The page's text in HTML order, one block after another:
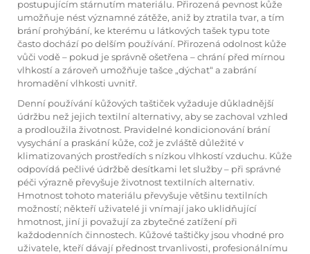
postupujícím stárnutím materiálu. Přirozená pevnost kůže
umožňuje nést významné zátěže, aniž by ztratila tvar, a tím
brání prohýbání, ke kterému u látkových tašek typu tote
často dochází po delším používání. Přirozená odolnost kůže
vůči vodě – pokud je správně ošetřena – chrání před mírnou
vlhkostí a zároveň umožňuje tašce „dýchat“ a zabrání
hromadění vlhkosti uvnitř.
Denní používání kůžových taštiček vyžaduje důkladnější
údržbu než jejich textilní alternativy, aby se zachoval vzhled
a prodloužila životnost. Pravidelné kondicionování brání
vysychání a praskání kůže, což je zvláště důležité v
klimatizovaných prostředích s nízkou vlhkostí vzduchu. Kůže
odpovídá pečlivé údržbě desítkami let služby – při správné
péči výrazně převyšuje životnost textilních alternativ.
Hmotnost tohoto materiálu převyšuje většinu textilních
možností; někteří uživatelé ji vnímají jako uklidňující
hmotnost, jiní ji považují za zbytečné zatížení při
každodenních činnostech. Kůžové taštičky jsou vhodné pro
uživatele, kteří dávají přednost trvanlivosti, profesionálnímu